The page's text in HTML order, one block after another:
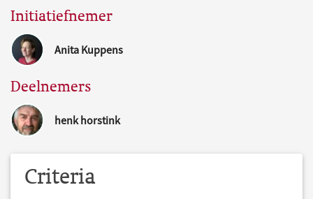
Initiatiefnemer
Anita Kuppens
Deelnemers
henk horstink
Criteria